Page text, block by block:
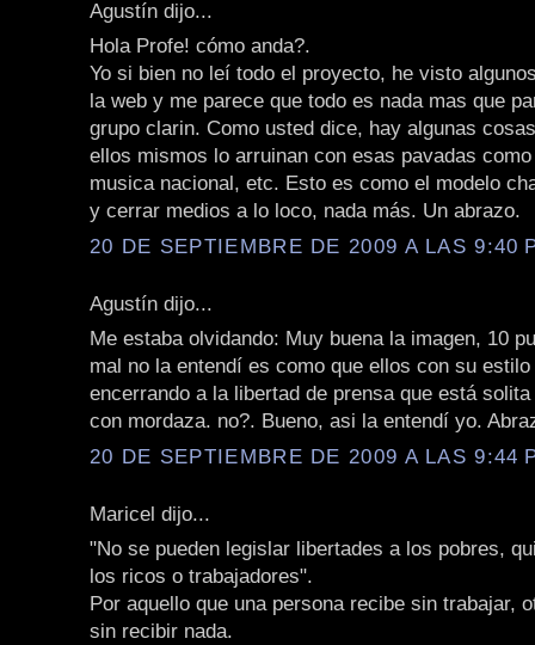
Agustín dijo...
Hola Profe! cómo anda?.
Yo si bien no leí todo el proyecto, he visto
la web y me parece que todo es nada mas que
grupo clarin. Como usted dice, hay algunas
ellos mismos lo arruinan con esas pavadas
musica nacional, etc. Esto es como el modelo
y cerrar medios a lo loco, nada más. Un abrazo.
20 DE SEPTIEMBRE DE 2009 A LAS 9:40
Agustín dijo...
Me estaba olvidando: Muy buena la imagen, 10
mal no la entendí es como que ellos con su
encerrando a la libertad de prensa que está
con mordaza. no?. Bueno, asi la entendí yo.
20 DE SEPTIEMBRE DE 2009 A LAS 9:44
Maricel dijo...
"No se pueden legislar libertades a los pobres,
los ricos o trabajadores".
Por aquello que una persona recibe sin trabajar,
sin recibir nada.